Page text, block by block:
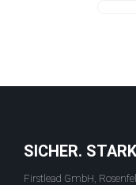
SICHER.
Firstlead GmbH,